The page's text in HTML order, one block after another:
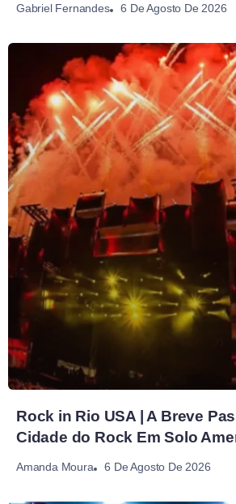
Gabriel Fernandes 6 De Agosto De 2026
Rock in Rio USA | A Breve
Cidade do Rock Em Solo
Amanda Moura 6 De Agosto De 2026